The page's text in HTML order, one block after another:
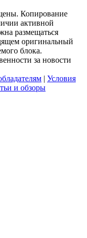
Копирование
активной
размещаться
оригинальный
блока.
за новости
| Условия
и обзоры